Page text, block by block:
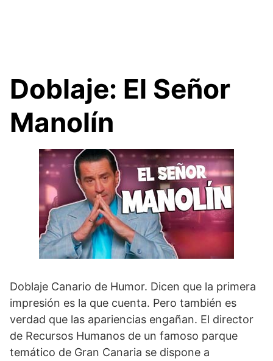
Doblaje: El Señor
Manolín
Doblaje Canario de Humor. Dicen que la primera
impresión es la que cuenta. Pero también es
verdad que las apariencias engañan. El director
de Recursos Humanos de un famoso parque
temático de Gran Canaria se dispone a